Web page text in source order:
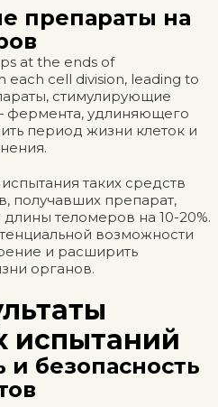
препараты на
at the ends of
cell division, leading to
стимулирующие
фермента, удлиняющего
период жизни клеток и
таких средств
получавших препарат,
теломеров на 10-20%.
возможности
и расширить
органов.
испытаний
безопасность